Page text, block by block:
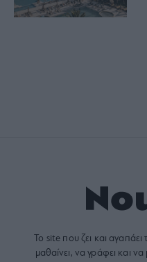
Το site που ζει και αγαπάει
μαθαίνει, να γράφει και